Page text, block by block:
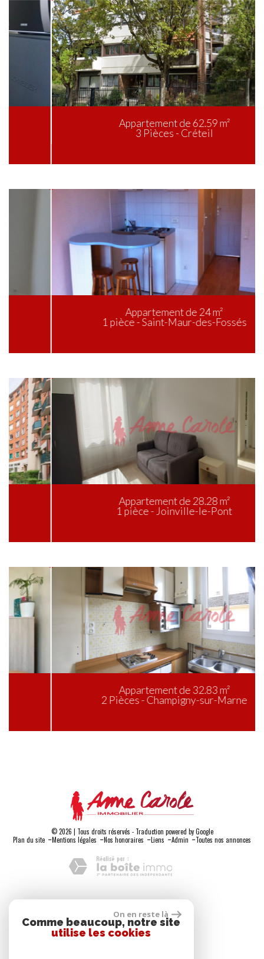
Appartement de 62.59 m²
3 Pièces - Créteil
Appartement de 24 m²
1 pièce - Saint-Maur-des-Fossés
Appartement de 28.28 m²
1 pièce - Joinville-le-Pont
Appartement de 32.83 m²
2 Pièces - Champigny-sur-Marne
© 2026 | Tous droits réservés - Traduction powered by Google
Plan du site -Mentions légales -Nos honoraires -Liens-Admin -Toutes nos annonces
Adhérents
On en reste là
Comme beaucoup, notre site
utilise les cookies